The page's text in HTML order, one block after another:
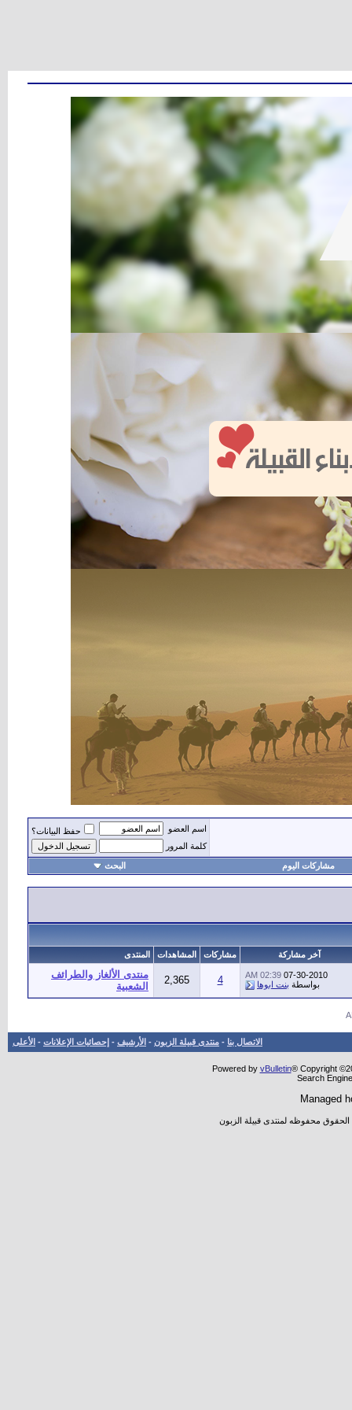
اسم العضو
حفظ البيانات؟
كلمة المرور
مشاركات اليوم البحث
آخر مشاركة مشاركات المشاهدات المنتدى
07-30-2010
02:39 AM
بواسطة بنت ابوها 4
2,365
منتدى الألغاز والطرائف
الشعبية
الاتصال بنا - منتدى قبيلة الزبون - الأرشيف - إحصائيات الإعلانات - الأعلى
Powered by vBulletin® Copyright
Search
Managed
الحقوق محفوظه لمنتدى قبيلة الزبون